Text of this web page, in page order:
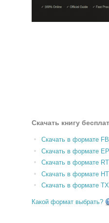
Скачать книгу
Скачать в формате
Скачать в формате
Скачать в формате
Скачать в формате
Скачать в формате
Какой формат выбрать?